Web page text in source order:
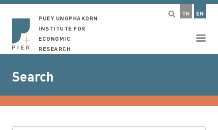
TH EN
PUEY UNGPHAKORN
INSTITUTE FOR
ECONOMIC
RESEARCH
Search